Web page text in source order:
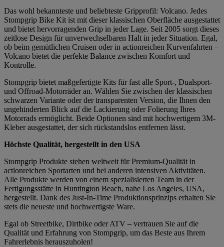
Das wohl bekannteste und beliebteste Gripprofil: Volcano. Jedes
Stompgrip Bike Kit ist mit dieser klassischen Oberfläche ausgestattet
und bietet hervorragenden Grip in jeder Lage. Seit 2005 sorgt dieses
zeitlose Design für unverwechselbaren Halt in jeder Situation. Egal,
ob beim gemütlichen Cruisen oder in actionreichen Kurvenfahrten –
Volcano bietet die perfekte Balance zwischen Komfort und
Kontrolle.
Stompgrip bietet maßgefertigte Kits für fast alle Sport-, Dualsport-
und Offroad-Motorräder an. Wählen Sie zwischen der klassischen
schwarzen Variante oder der transparenten Version, die Ihnen den
ungehinderten Blick auf die Lackierung oder Folierung Ihres
Motorrads ermöglicht. Beide Optionen sind mit hochwertigem 3M-
Kleber ausgestattet, der sich rückstandslos entfernen lässt.
Höchste Qualität, hergestellt in den USA
Stompgrip Produkte stehen weltweit für Premium-Qualität in
actionreichen Sportarten und bei anderen intensiven Aktivitäten.
Alle Produkte werden von einem spezialisierten Team in der
Fertigungsstätte in Huntington Beach, nahe Los Angeles, USA,
hergestellt. Dank des Just-In-Time Produktionsprinzips erhalten Sie
stets die neueste und hochwertigste Ware.
Egal ob Streetbike, Dirtbike oder ATV – vertrauen Sie auf die
Qualität und Erfahrung von Stompgrip, um das Beste aus Ihrem
Fahrerlebnis herauszuholen!